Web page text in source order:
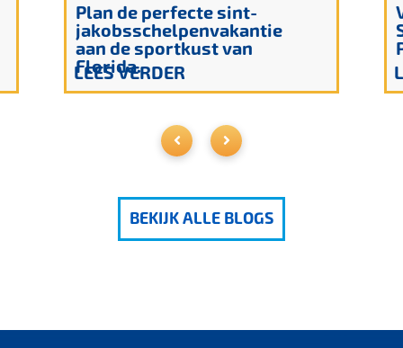
Plan de perfecte sint-
jakobsschelpenvakantie
aan de sportkust van
Florida.
LEES VERDER
BEKIJK ALLE BLOGS